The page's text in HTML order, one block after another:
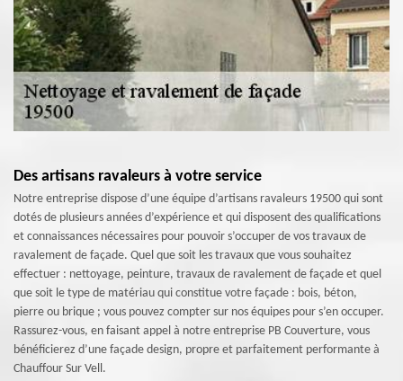
Des artisans ravaleurs à votre service
Notre entreprise dispose d’une équipe d’artisans ravaleurs 19500 qui sont
dotés de plusieurs années d’expérience et qui disposent des qualifications
et connaissances nécessaires pour pouvoir s’occuper de vos travaux de
ravalement de façade. Quel que soit les travaux que vous souhaitez
effectuer : nettoyage, peinture, travaux de ravalement de façade et quel
que soit le type de matériau qui constitue votre façade : bois, béton,
pierre ou brique ; vous pouvez compter sur nos équipes pour s’en occuper.
Rassurez-vous, en faisant appel à notre entreprise PB Couverture, vous
bénéficierez d’une façade design, propre et parfaitement performante à
Chauffour Sur Vell.